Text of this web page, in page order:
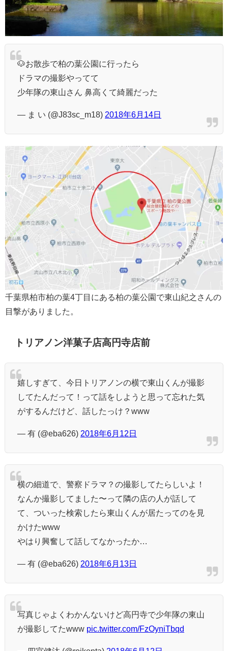
🐶お散歩で柏の葉公園に行ったら
ドラマの撮影やってて
少年隊の東山さん 鼻高くて綺麗だった
— ま い (@J83sc_m18) 2018年6月14日
千葉県柏市柏の葉4丁目にある柏の葉公園で東山紀之さんの
目撃がありました。
トリアノン洋菓子店高円寺店前
嬉しすぎて、今日トリアノンの横で東山くんが撮影
してたんだって！って話をしようと思って忘れた気
がするんだけど、話したっけ？www
— 有 (@eba626) 2018年6月12日
横の細道で、警察ドラマ？の撮影してたらしいよ！
なんか撮影してました〜って隣の店の人が話して
て、ついった検索したら東山くんが居たってのを見
かけたwww
やはり興奮して話してなかったか…
— 有 (@eba626) 2018年6月13日
写真じゃよくわかんないけど高円寺で少年隊の東山
が撮影してたwww pic.twitter.com/FzOyniTbqd